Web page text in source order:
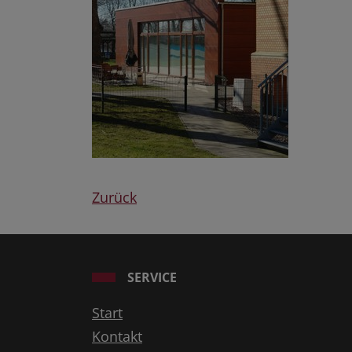
Zurück
SERVICE
Start
Kontakt